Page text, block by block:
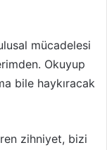
mücadelesi
Okuyup
bile haykıracak
zihniyet, bizi